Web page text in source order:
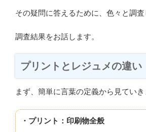
その疑問に答えるために、色々と調査
調査結果をお話します。
プリントとレジュメの違い
まず、簡単に言葉の定義から見ていき
・プリント：印刷物全般